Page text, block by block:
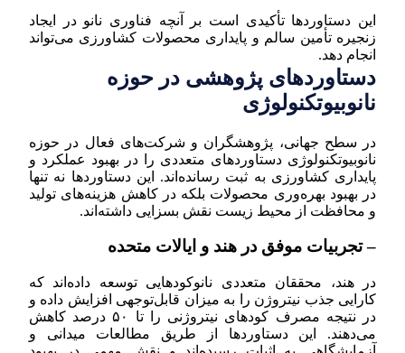
این دستاوردها تأکیدی است بر آنچه فناوری نانو در ایجاد
زنجیره تأمین سالم و پایداری محصولات کشاورزی می‌تواند
انجام دهد.
دستاوردهای پژوهشی در حوزه
نانوبیوتکنولوژی
در سطح جهانی، پژوهشگران و شرکت‌های فعال در حوزه
نانوبیوتکنولوژی دستاوردهای متعددی را در بهبود عملکرد و
پایداری کشاورزی به ثبت رسانده‌اند. این دستاوردها نه تنها
در بهبود بهره‌وری محصولات بلکه در کاهش هزینه‌های تولید
و محافظت از محیط زیست نقش بسزایی داشته‌اند.
– تجربیات موفق در هند و ایالات متحده
در هند، محققان متعددی نانوکودهایی توسعه داده‌اند که
کارایی جذب نیتروژن را به میزان قابل‌توجهی افزایش داده و
در نتیجه مصرف کودهای نیتروژنی را تا ۵۰ درصد کاهش
می‌دهند. این دستاوردها از طریق مطالعات میدانی و